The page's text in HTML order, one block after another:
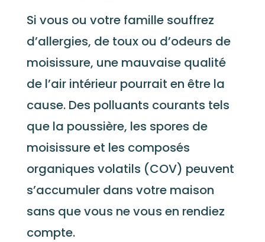
Si vous ou votre famille souffrez
d’allergies, de toux ou d’odeurs de
moisissure, une mauvaise qualité
de l’air intérieur pourrait en être la
cause. Des polluants courants tels
que la poussière, les spores de
moisissure et les composés
organiques volatils (COV) peuvent
s’accumuler dans votre maison
sans que vous ne vous en rendiez
compte.